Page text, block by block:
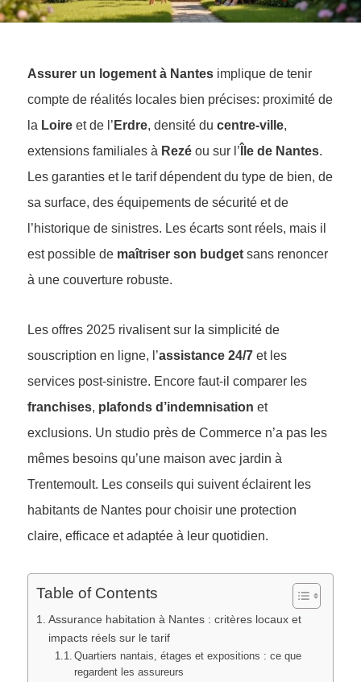
Assurer un logement à Nantes implique de tenir
compte de réalités locales bien précises: proximité de
la Loire et de l’ Erdre, densité du centre-ville,
extensions familiales à Rezé ou sur l’ Île de Nantes.
Les garanties et le tarif dépendent du type de bien, de
sa surface, des équipements de sécurité et de
l’historique de sinistres. Les écarts sont réels, mais il
est possible de maîtriser son budget sans renoncer
à une couverture robuste.
Les offres 2025 rivalisent sur la simplicité de
souscription en ligne, l’assistance 24/7 et les
services post-sinistre. Encore faut-il comparer les
franchises, plafonds d’indemnisation et
exclusions. Un studio près de Commerce n’a pas les
mêmes besoins qu’une maison avec jardin à
Trentemoult. Les conseils qui suivent éclairent les
habitants de Nantes pour choisir une protection
claire, efficace et adaptée à leur quotidien.
Table of Contents
Assurance habitation à Nantes : critères locaux et
impacts réels sur le tarif
Quartiers nantais, étages et expositions : ce que
regardent les assureurs